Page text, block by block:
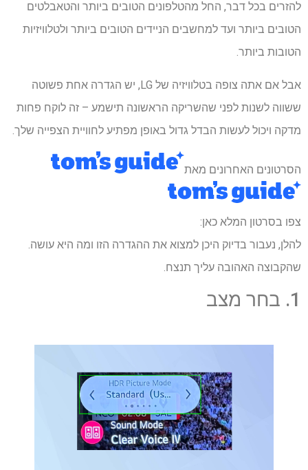
להזרים בכל דבר, החל מהטלפונים הטובים ביותר והטאבלטים
הטובים ביותר ועד למחשבים הניידים הטובים ביותר ולטלוויזיות
הטובות ביותר.
אבל אם אתה צופה בטלוויזיה של LG, יש הגדרה אחת פשוטה
ששווה לשנות לפני שהשריקה הראשונה תישמע – זה לוקח פחות
מדקה ויכול לעשות הבדל גדול באופן מפתיע לחוויית הצפייה שלך.
הסרטונים האחרונים מאת
צפו בסרטון המלא כאן:
להלן, נעבור בדיוק היכן למצוא את ההגדרה הזו ומה היא עושה.
שהקבוצה האהובה עליך תנצח.
1. בחר מצב